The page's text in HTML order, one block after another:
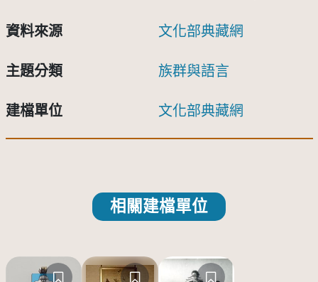
資料來源 文化部典藏網
主題分類 族群與語言
建檔單位 文化部典藏網
相關建檔單位